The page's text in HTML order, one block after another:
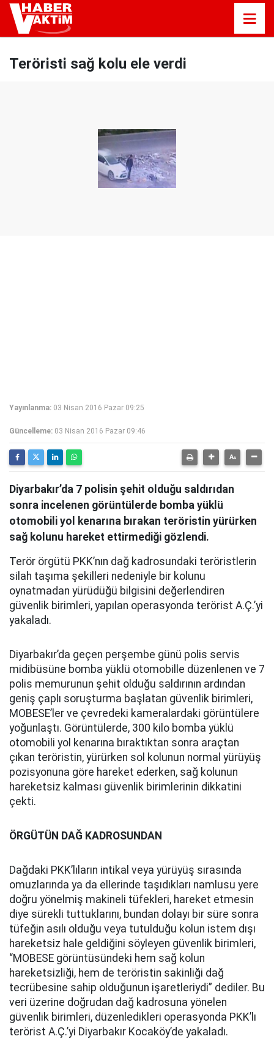
Teröristi sağ kolu ele verdi
Yayınlanma: 03 Nisan 2016 Pazar 09:25
Güncelleme: 03 Nisan 2016 Pazar 09:46
Diyarbakır’da 7 polisin şehit olduğu saldırıdan
sonra incelenen görüntülerde bomba yüklü
otomobili yol kenarına bırakan teröristin yürürken
sağ kolunu hareket ettirmediği gözlendi.
Terör örgütü PKK’nın dağ kadrosundaki teröristlerin
silah taşıma şekilleri nedeniyle bir kolunu
oynatmadan yürüdüğü bilgisini değerlendiren
güvenlik birimleri, yapılan operasyonda terörist A.Ç.’yi
yakaladı.
Diyarbakır’da geçen perşembe günü polis servis
midibüsüne bomba yüklü otomobille düzenlenen ve 7
polis memurunun şehit olduğu saldırının ardından
geniş çaplı soruşturma başlatan güvenlik birimleri,
MOBESE’ler ve çevredeki kameralardaki görüntülere
yoğunlaştı. Görüntülerde, 300 kilo bomba yüklü
otomobili yol kenarına bıraktıktan sonra araçtan
çıkan teröristin, yürürken sol kolunun normal yürüyüş
pozisyonuna göre hareket ederken, sağ kolunun
hareketsiz kalması güvenlik birimlerinin dikkatini
çekti.
ÖRGÜTÜN DAĞ KADROSUNDAN
Dağdaki PKK’lıların intikal veya yürüyüş sırasında
omuzlarında ya da ellerinde taşıdıkları namlusu yere
doğru yönelmiş makineli tüfekleri, hareket etmesin
diye sürekli tuttuklarını, bundan dolayı bir süre sonra
tüfeğin asılı olduğu veya tutulduğu kolun istem dışı
hareketsiz hale geldiğini söyleyen güvenlik birimleri,
“MOBESE görüntüsündeki hem sağ kolun
hareketsizliği, hem de teröristin sakinliği dağ
tecrübesine sahip olduğunun işaretleriydi” dediler. Bu
veri üzerine doğrudan dağ kadrosuna yönelen
güvenlik birimleri, düzenledikleri operasyonda PKK’lı
terörist A.Ç.’yi Diyarbakır Kocaköy’de yakaladı.